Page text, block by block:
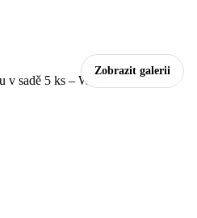
Zobrazit galerii